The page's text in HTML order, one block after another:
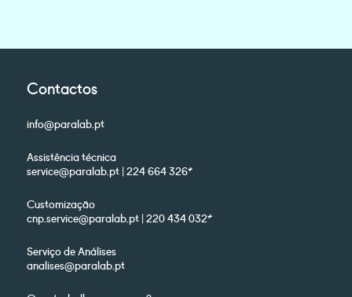
Contactos
info@paralab.pt
Assistência técnica
service@paralab.pt | 224 664 326*
Customização
cnp.service@paralab.pt | 220 434 032*
Serviço de Análises
analises@paralab.pt